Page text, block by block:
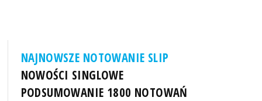
NAJNOWSZE NOTOWANIE SLIP
NOWOŚCI SINGLOWE
PODSUMOWANIE 1800 NOTOWAŃ